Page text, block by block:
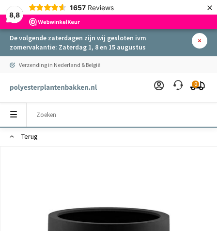
8,8
1657 Reviews ×
De volgende zaterdagen zijn wij gesloten ivm
zomervakantie: Zaterdag 1, 8 en 15 augustus
Verzending in Nederland & België
0
Terug